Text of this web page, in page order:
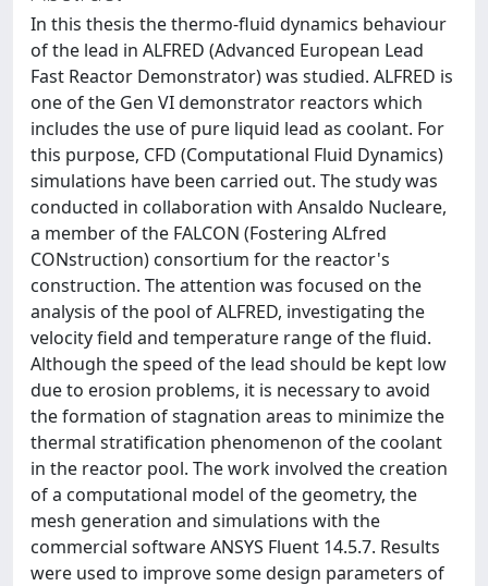
In this thesis the thermo-fluid dynamics behaviour
of the lead in ALFRED (Advanced European Lead
Fast Reactor Demonstrator) was studied. ALFRED is
one of the Gen VI demonstrator reactors which
includes the use of pure liquid lead as coolant. For
this purpose, CFD (Computational Fluid Dynamics)
simulations have been carried out. The study was
conducted in collaboration with Ansaldo Nucleare,
a member of the FALCON (Fostering ALfred
CONstruction) consortium for the reactor's
construction. The attention was focused on the
analysis of the pool of ALFRED, investigating the
velocity field and temperature range of the fluid.
Although the speed of the lead should be kept low
due to erosion problems, it is necessary to avoid
the formation of stagnation areas to minimize the
thermal stratification phenomenon of the coolant
in the reactor pool. The work involved the creation
of a computational model of the geometry, the
mesh generation and simulations with the
commercial software ANSYS Fluent 14.5.7. Results
were used to improve some design parameters of